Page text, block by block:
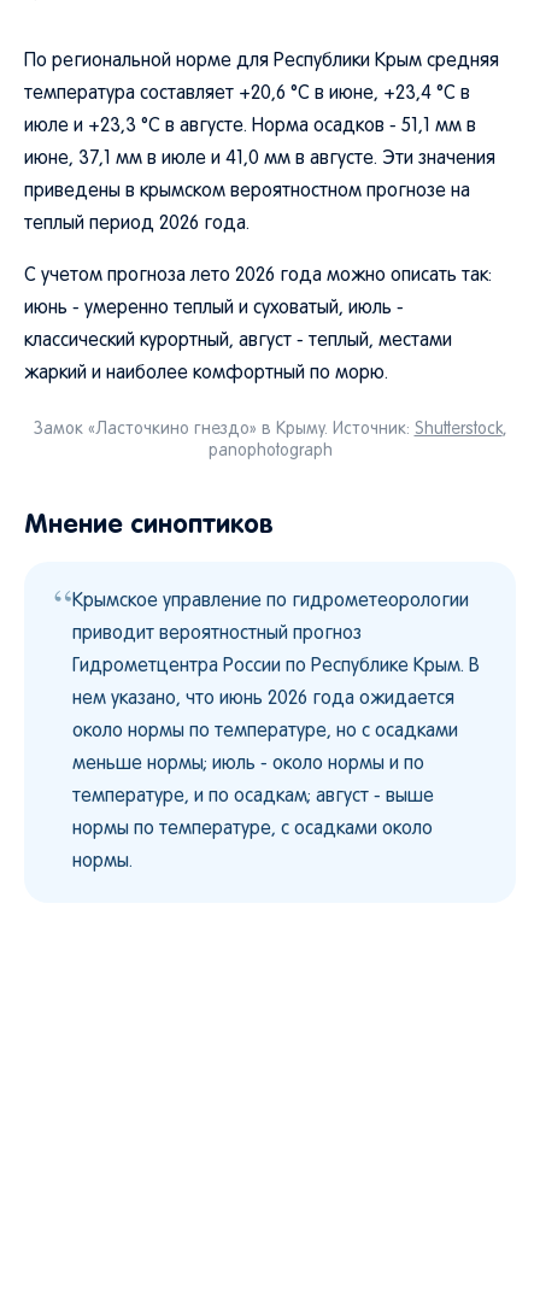
По региональной норме для Республики Крым средняя
температура составляет +20,6 °C в июне, +23,4 °C в
июле и +23,3 °C в августе. Норма осадков - 51,1 мм в
июне, 37,1 мм в июле и 41,0 мм в августе. Эти значения
приведены в крымском вероятностном прогнозе на
теплый период 2026 года.
С учетом прогноза лето 2026 года можно описать так:
июнь - умеренно теплый и суховатый, июль -
классический курортный, август - теплый, местами
жаркий и наиболее комфортный по морю.
Замок «Ласточкино гнездо» в Крыму. Источник: Shutterstock,
panophotograph
Мнение синоптиков
“Крымское управление по гидрометеорологии
приводит вероятностный прогноз
Гидрометцентра России по Республике Крым. В
нем указано, что июнь 2026 года ожидается
около нормы по температуре, но с осадками
меньше нормы; июль - около нормы и по
температуре, и по осадкам; август - выше
нормы по температуре, с осадками около
нормы.